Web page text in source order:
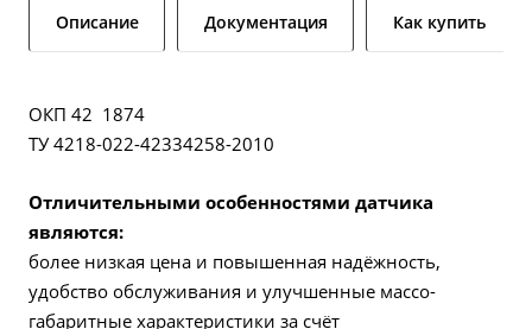
Описание Документация Как купить
ОКП 42 1874
ТУ 4218-022-42334258-2010
Отличительными особенностями датчика
являются:
более низкая цена и повышенная надёжность,
удобство обслуживания и улучшенные массо-
габаритные характеристики за счёт